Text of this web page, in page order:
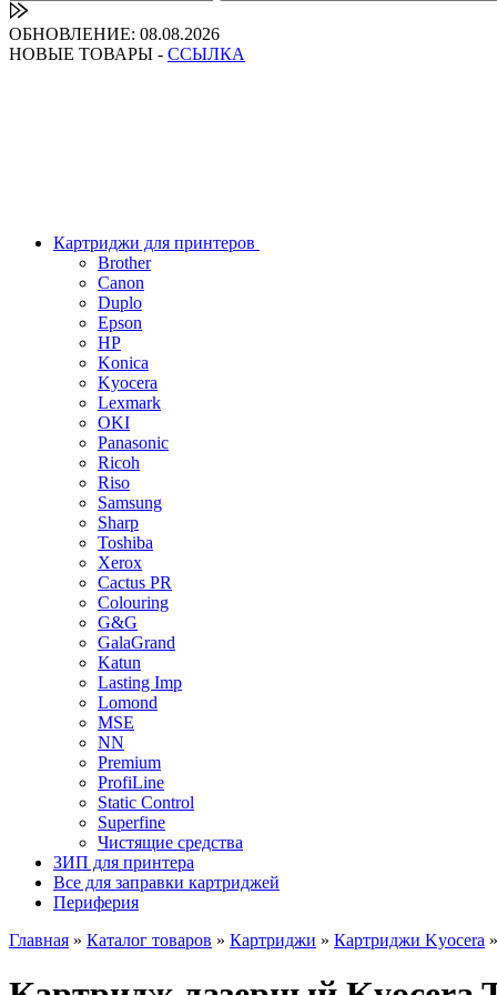
ОБНОВЛЕНИЕ: 08.08.2026
НОВЫЕ ТОВАРЫ - ССЫЛКА
Картриджи для принтеров
Brother
Canon
Duplo
Epson
HP
Konica
Kyocera
Lexmark
OKI
Panasonic
Ricoh
Riso
Samsung
Sharp
Toshiba
Xerox
Cactus PR
Colouring
G&G
GalaGrand
Katun
Lasting Imp
Lomond
MSE
NN
Premium
ProfiLine
Static Control
Superfine
Чистящие средства
ЗИП для принтера
Все для заправки картриджей
Периферия
Главная » Каталог товаров » Картриджи » Картриджи Kyocera